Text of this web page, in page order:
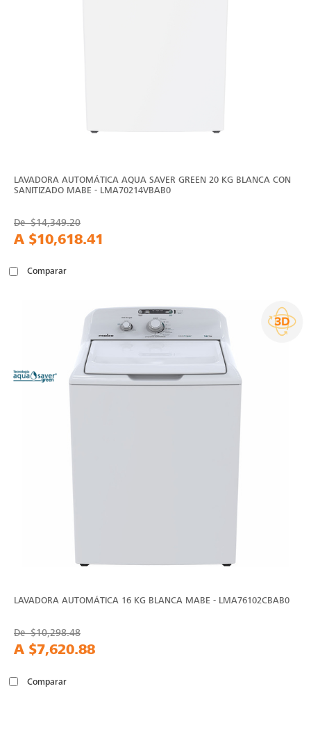
LAVADORA AUTOMÁTICA AQUA SAVER GREEN 20 KG BLANCA CON
SANITIZADO MABE - LMA70214VBAB0
De$14,349.20
A $10,618.41
Comparar
LAVADORA AUTOMÁTICA 16 KG BLANCA MABE - LMA76102CBAB0
De$10,298.48
A $7,620.88
Comparar